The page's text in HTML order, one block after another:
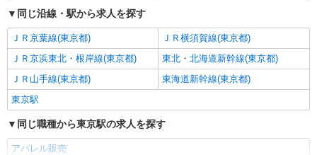
婦人服 丸井有楽町店
婦人服の販売スタッフ
日給9,500円〜 （経験により考慮）
丸井有楽町店 （東京都千代田区有楽町2-7-1）
キープ 詳細を見る
アルバイト パート
ABCマート
同じ沿線・駅から求人を探す
ＪＲ京葉線(東京都)
ＪＲ横須賀線(東京都)
ＪＲ京浜東北・根岸線(東京都)
東北・北海道新幹線(東京都)
ＪＲ山手線(東京都)
東海道新幹線(東京都)
東京駅
同じ職種から東京駅の求人を探す
アパレル販売